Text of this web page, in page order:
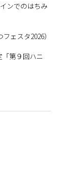
ンでのはちみ
ェスタ2026）
「第９回ハニ